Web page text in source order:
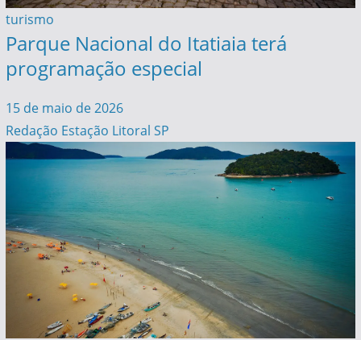
turismo
Parque Nacional do Itatiaia terá
programação especial
15 de maio de 2026
Redação Estação Litoral SP